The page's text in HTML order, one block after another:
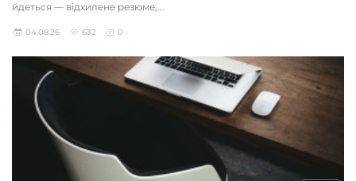
йдеться — відхилене резюме,...
04.08.26 632 0